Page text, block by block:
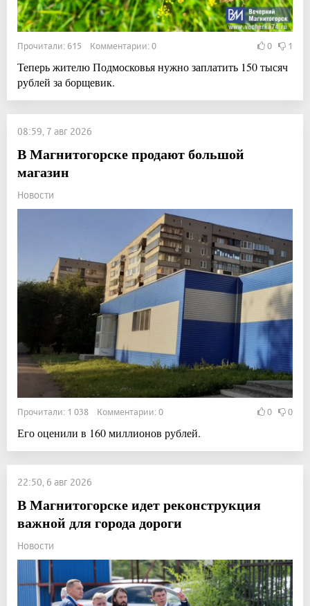
Прочитали: 615 Комментарии: 0 0 1
Теперь жителю Подмосковья нужно заплатить 150 тысяч
рублей за борщевик.
08:59, 7 авг 2026
В Магнитогорске продают большой
магазин
Новости
Прочитали: 1 038 Комментарии: 0 0 0
Его оценили в 160 миллионов рублей.
22:50, 6 авг 2026
В Магнитогорске идет реконструкция
важной для города дороги
Новости